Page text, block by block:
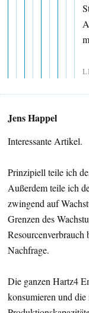
Jens Happel
Interessante Artikel.
Prinzipiell teile ich
Außerdem teile ich
zwingend auf
Grenzen des
Nachfrage.
Die ganzen Hartz4
konsumieren und die